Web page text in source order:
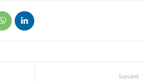
Suivant